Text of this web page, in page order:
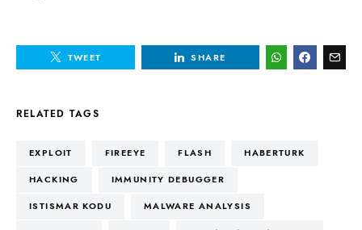
TWEET SHARE
RELATED TAGS
EXPLOIT FIREEYE FLASH HABERTURK
HACKING IMMUNITY DEBUGGER
ISTISMAR KODU MALWARE ANALYSIS